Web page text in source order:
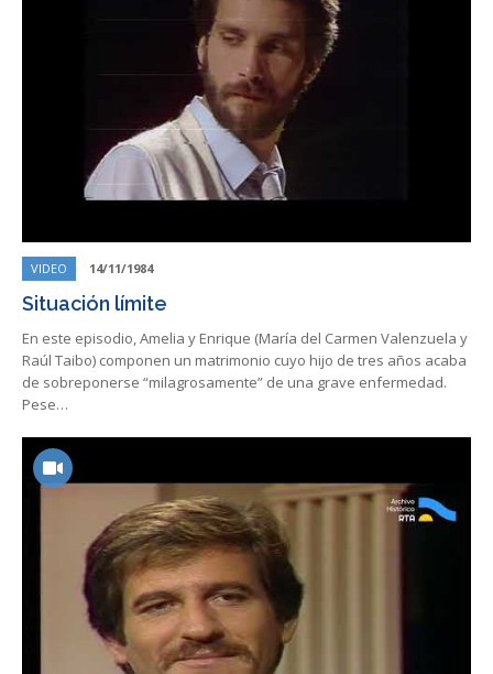
VIDEO 14/11/1984
Situación límite
En este episodio, Amelia y Enrique (María del Carmen Valenzuela y
Raúl Taibo) componen un matrimonio cuyo hijo de tres años acaba
de sobreponerse “milagrosamente” de una grave enfermedad.
Pese…